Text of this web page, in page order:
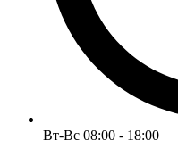
Вт-Вс 08:00 - 18:00